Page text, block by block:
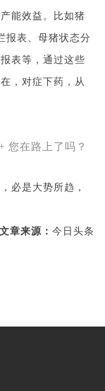
能效益。比如猪
报表、母猪状态分
表等，通过这些
，对症下药，从
必是大势所趋，
文章来源： 今日头条